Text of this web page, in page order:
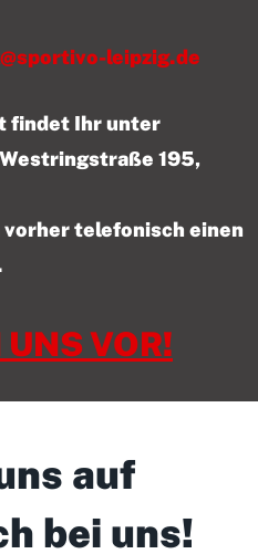
leipzig.de
findet Ihr unter
195,
telefonisch einen
VOR!
auf
bei uns!